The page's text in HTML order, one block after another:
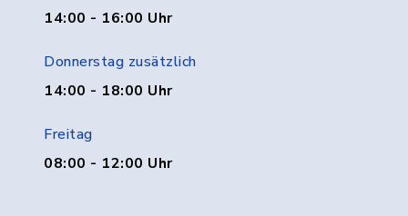
14:00 - 16:00 Uhr
Donnerstag zusätzlich
14:00 - 18:00 Uhr
Freitag
08:00 - 12:00 Uhr